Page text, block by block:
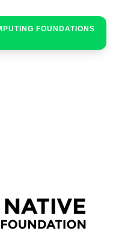
FOUNDATIONS